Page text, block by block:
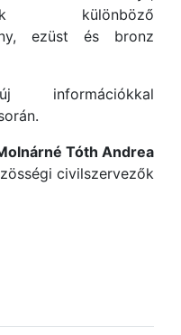
különböző
ezüst és bronz
információkkal
Tóth Andrea
civilszervezők